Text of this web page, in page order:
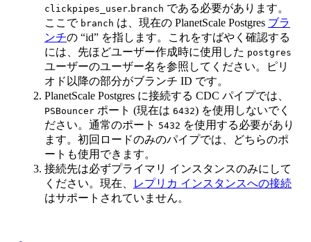
clickpipes_user. branch である必要があります。
ここで branch は、現在の PlanetScale Postgres ブラ
ンチの “id” を指します。これをすばやく確認する
には、先ほどユーザー作成時に使用した postgres
ユーザーのユーザー名を参照してください。ピリ
オド以降の部分がブランチ ID です。
PlanetScale Postgres に接続する CDC パイプでは、
PSBouncer ポート (現在は 6432) を使用しないでく
ださい。通常のポート 5432 を使用する必要があり
ます。初回ロードのみのパイプでは、どちらのポ
ートも使用できます。
接続先は必ずプライマリ インスタンスのみにして
ください。現在、
レプリカ インスタンスへの接続
はサポートされていません。